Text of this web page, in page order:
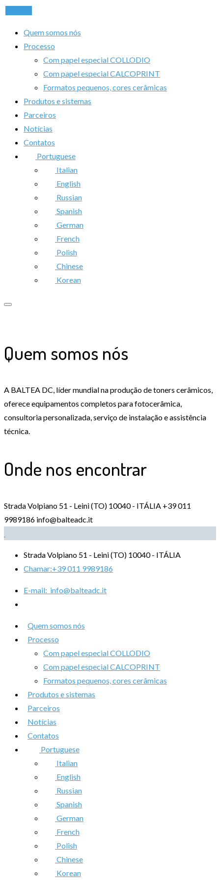
Quem somos nós
Processo
Com papel especial COLLODIO
Com papel especial CALCOPRINT
Formatos pequenos, cores cerâmicas
Produtos e sistemas
Parceiros
Notícias
Contatos
Portuguese
Italian
English
Russian
Spanish
German
French
Polish
Chinese
Korean
Quem somos nós
A BALTEA DC, líder mundial na produção de toners cerâmicos,
oferece equipamentos completos para fotocerâmica,
consultoria personalizada, serviço de instalação e assistência
técnica.
Onde nos encontrar
Strada Volpiano 51 - Leini (TO) 10040 - ITÁLIA +39 011
9989186 info@balteadc.it
Strada Volpiano 51 - Leini (TO) 10040 - ITÁLIA
Chamar:+39 011 9989186
E-mail: info@balteadc.it
Quem somos nós
Processo
Com papel especial COLLODIO
Com papel especial CALCOPRINT
Formatos pequenos, cores cerâmicas
Produtos e sistemas
Parceiros
Notícias
Contatos
Portuguese
Italian
English
Russian
Spanish
German
French
Polish
Chinese
Korean